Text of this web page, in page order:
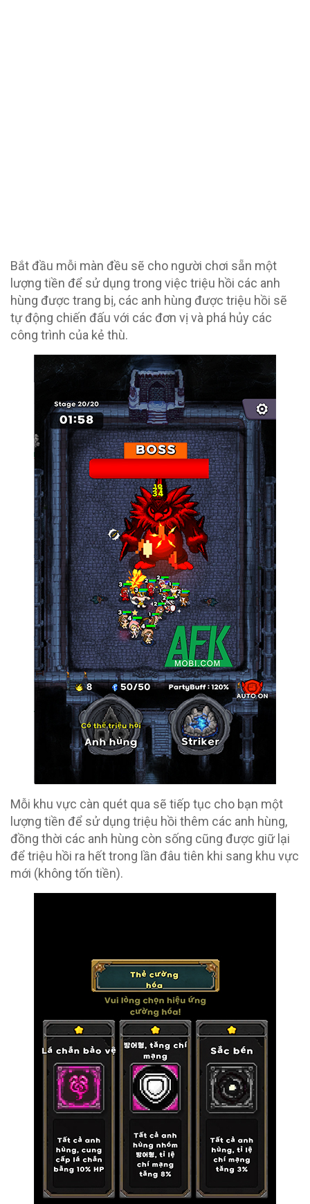
Bắt đầu mỗi màn đều sẽ cho người chơi sẵn một
lượng tiền để sử dụng trong việc triệu hồi các anh
hùng được trang bị, các anh hùng được triệu hồi sẽ
tự động chiến đấu với các đơn vị và phá hủy các
công trình của kẻ thù.
Mỗi khu vực càn quét qua sẽ tiếp tục cho bạn một
lượng tiền để sử dụng triệu hồi thêm các anh hùng,
đồng thời các anh hùng còn sống cũng được giữ lại
để triệu hồi ra hết trong lần đâu tiên khi sang khu vực
mới (không tốn tiền).